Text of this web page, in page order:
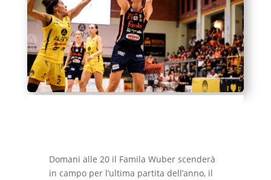
Domani alle 20 il Famila Wuber scenderà
in campo per l’ultima partita dell’anno, il